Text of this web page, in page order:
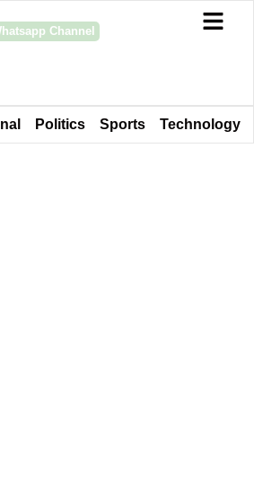
Channel
Politics Sports Technology